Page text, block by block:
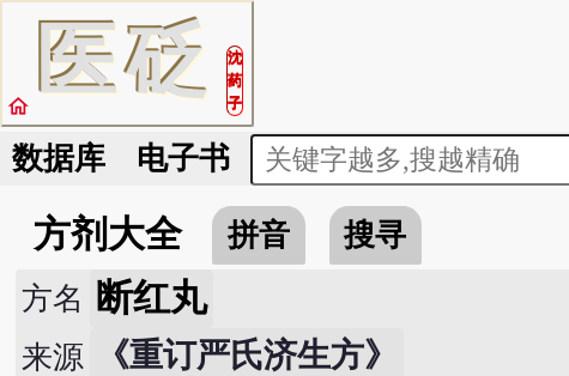
医砭
沈
药
子
home
数据库 电子书
方剂大全 拼音 搜寻
方名 断红丸
来源 《重订严氏济生方》